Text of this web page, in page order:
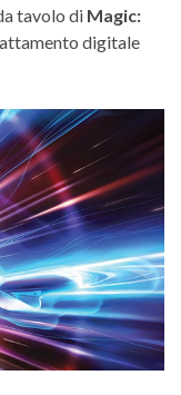
tavolo di Magic:
digitale